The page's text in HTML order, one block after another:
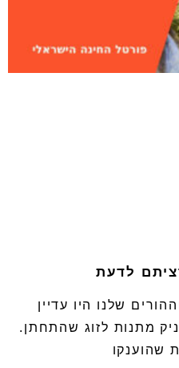
לדעת
שלנו היו עדיין
מתנות לזוג שהתחתן.
שהוענקו